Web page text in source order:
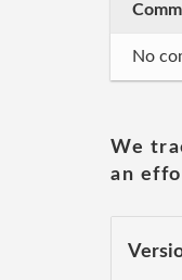
No
We
an